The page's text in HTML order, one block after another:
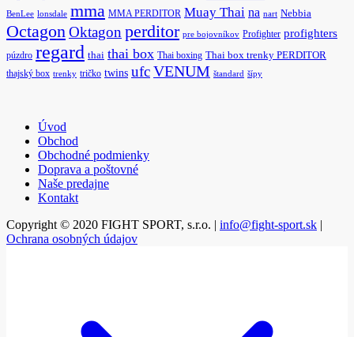
BenLee lonsdale mma MMA PERDITOR Muay Thai na nart Nebbia
Octagon Oktagon perditor pre bojovníkov Profighter profighters
púzdro regard thai thai box Thai boxing Thai box trenky PERDITOR
thajský box trenky tričko twins ufcVENUM štandard šípy
Úvod
Obchod
Obchodné podmienky
Doprava a poštovné
Naše predajne
Kontakt
Copyright © 2020 FIGHT SPORT, s.r.o. | info@fight-sport.sk |
Ochrana osobných údajov